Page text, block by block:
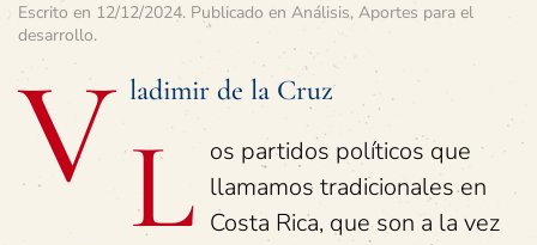
Escrito en 12/12/2024. Publicado en Análisis, Aportes para el
desarrollo.
V ladimir de la Cruz
L os partidos políticos que
llamamos tradicionales en
Costa Rica, que son a la vez